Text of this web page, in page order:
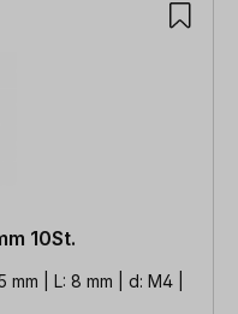
10St.
mm | L: 8 mm | d: M4 |